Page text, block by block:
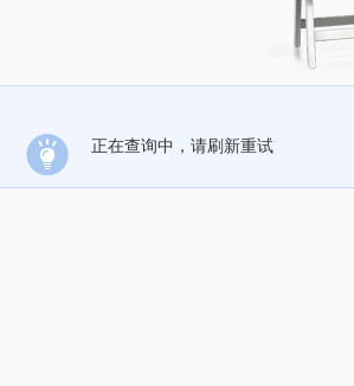
正在查询中，请刷新重试